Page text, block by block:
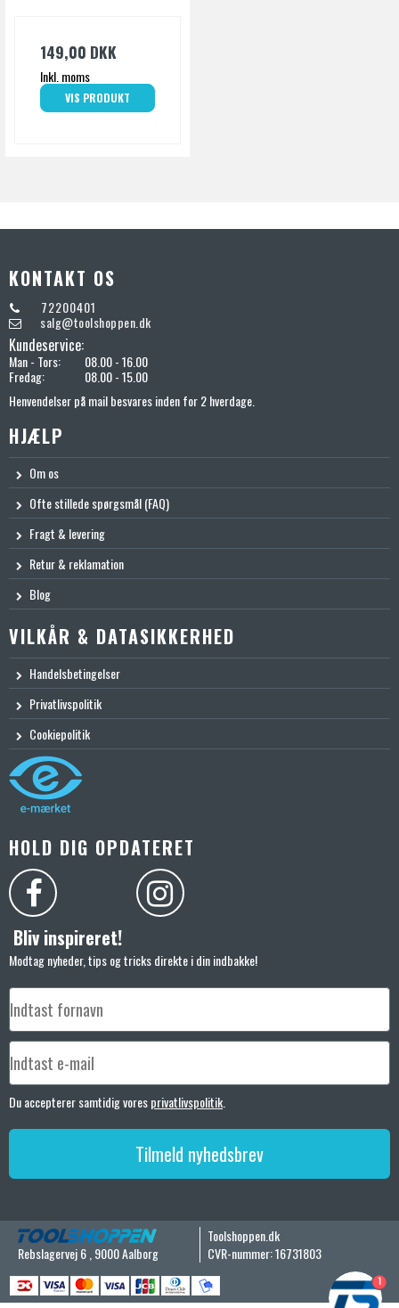
149,00 DKK
Inkl. moms
VIS PRODUKT
KONTAKT OS
72200401
salg@toolshoppen.dk
Kundeservice:
Man - Tors:
08.00 - 16.00
Fredag:
08.00 - 15.00
Henvendelser på mail besvares inden for 2 hverdage.
HJÆLP
Om os
Ofte stillede spørgsmål (FAQ)
Fragt & levering
Retur & reklamation
Blog
VILKÅR & DATASIKKERHED
Handelsbetingelser
Privatlivspolitik
Cookiepolitik
HOLD DIG OPDATERET
Bliv inspireret!
Modtag nyheder, tips og tricks direkte i din indbakke!
Du accepterer samtidig voresprivatlivspolitik
Tilmeld nyhedsbrev
Toolshoppen.dk
Rebslagervej 6,9000 Aalborg CVR-nummer:16731803
1